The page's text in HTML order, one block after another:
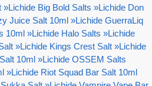
»Lichide Big Bold Salts »Lichide Don
Juice Salt 10ml »Lichide GuerraLiq
10ml »Lichide Halo Salts »Lichide
»Lichide Kings Crest Salt »Lichide
10ml »Lichide OSSEM Salts
»Lichide Riot Squad Bar Salt 10ml